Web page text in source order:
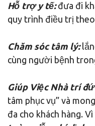
Hỗ trợ y tế:đưa đi
quy trình điều trị
Chăm sóc tâm lý:
cùng người bệnh
Giúp Việc Nhà trí
tâm phục vụ” và
đa cho khách hàng. Vì